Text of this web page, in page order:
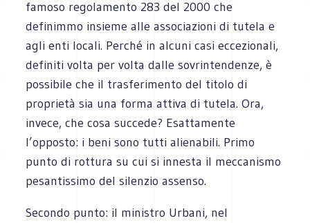
famoso regolamento 283 del 2000 che
definimmo insieme alle associazioni di tutela e
agli enti locali. Perché in alcuni casi eccezionali,
definiti volta per volta dalle sovrintendenze, è
possibile che il trasferimento del titolo di
proprietà sia una forma attiva di tutela. Ora,
invece, che cosa succede? Esattamente
l’opposto: i beni sono tutti alienabili. Primo
punto di rottura su cui si innesta il meccanismo
pesantissimo del silenzio assenso.
Secondo punto: il ministro Urbani, nel